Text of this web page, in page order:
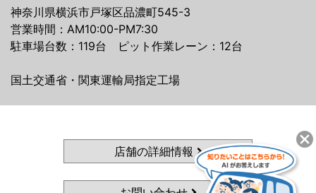
神奈川県横浜市戸塚区品濃町545-3
営業時間：AM10:00-PM7:30
駐車場台数：119台 ピット作業レーン：12台
国土交通省・関東運輸局指定工場
店舗の詳細情報